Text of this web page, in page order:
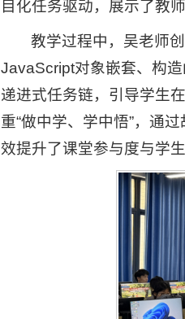
目化任务驱动，展示了教
教学过程中，吴老师
JavaScript对象嵌套、构造
递进式任务链，引导学生
重“做中学、学中悟”，通
效提升了课堂参与度与学